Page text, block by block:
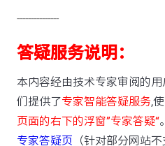
---------------
答疑服务说明：
本内容经由技术专家审阅的
们提供了专家智能答疑服务,
页面的右下的浮窗”专家答疑“
专家答疑页 （针对部分网站